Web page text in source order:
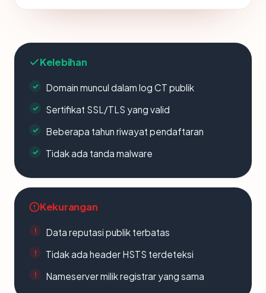
Kelebihan
Domain muncul dalam log CT publik
Sertifikat SSL/TLS yang valid
Beberapa tahun riwayat pendaftaran
Tidak ada tanda malware
Kekurangan
Data reputasi publik terbatas
Tidak ada header HSTS terdeteksi
Nameserver milik registrar yang sama